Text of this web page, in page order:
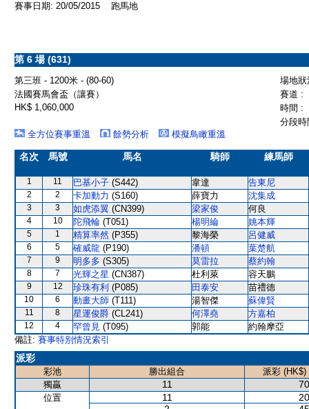
賽事日期: 20/05/2015 跑馬地
第 6 場 (631)
第三班 - 1200米 - (80-60)
場地
法國賽馬會盃（讓賽）
賽道 :
HK$ 1,060,000
時間 :
分段
全方位賽事重溫
餘勢分析 模擬鳥瞰重溫
名次 馬號 馬名 騎師 練馬師
1 11 巴基小子 (S442) 韋達 告東尼
2 2 卡加動力 (S160) 薛寶力 沈集成
3 3 如虎添翼 (CN399) 梁家俊 何良
4 10 陀飛輪 (T051) 楊明綸 姚本輝
5 1 精算率然 (P355) 黎海榮 呂健威
6 5 確威龍 (P190) 潘頓 葉楚航
7 9 明多多 (S305) 莫雷拉 蔡約翰
8 7 光輝之星 (CN387) 杜利萊 容天鵬
9 12 珍珠有利 (P085) 田泰安 苗禮德
10 6 動畫大師 (T111) 湯智傑 蘇偉賢
11 8 星運俊爵 (CL241) 何澤堯 方嘉柏
12 4 罕曾見 (T095) 郭能
約翰摩亞
備註: 賽事特別情況索引
派彩
彩池 勝出組合
派彩 (HK$)
獨贏
11
位置 11